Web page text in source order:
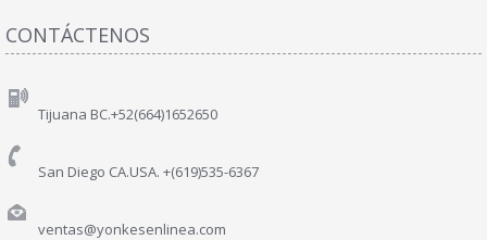
CONTÁCTENOS
Tijuana BC.+52(664)1652650
San Diego CA.USA. +(619)535-6367
ventas@yonkesenlinea.com